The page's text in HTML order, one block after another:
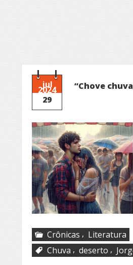
jul
2024
29
“Chove
Crônicas , Literatura
Chuva , deserto ,